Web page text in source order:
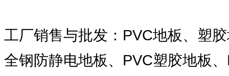
工厂销售与批发：PVC地板、塑
全钢防静电地板、PVC塑胶地板